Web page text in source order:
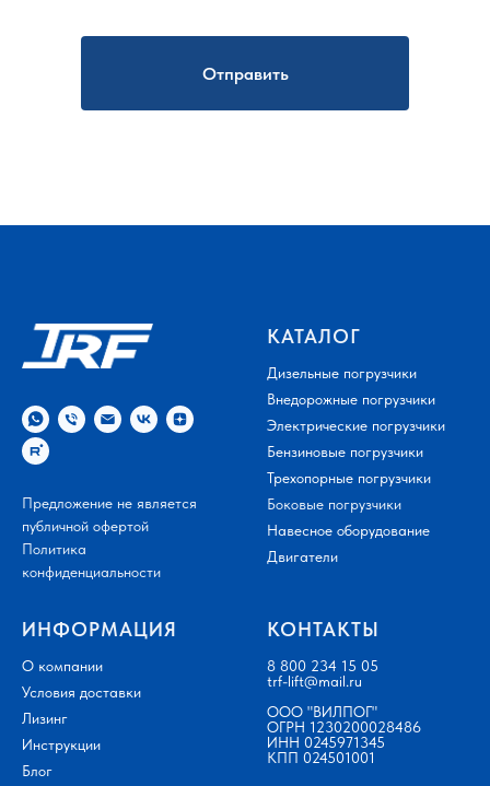
Отправить
Предложение не является
публичной офертой
Политика
конфиденциальности
КАТАЛОГ
Дизельные погрузчики
Внедорожные погрузчики
Электрические погрузчики
Бензиновые погрузчики
Трехопорные погрузчики
Боковые погрузчики
Навесное оборудование
Двигатели
ИНФОРМАЦИЯ
О компании
Условия доставки
Лизинг
Инструкции
Блог
КОНТАКТЫ
8 800 234 15 05
trf-lift@mail.ru
ООО "ВИЛПОГ"
ОГРН 1230200028486
ИНН 0245971345
КПП 024501001